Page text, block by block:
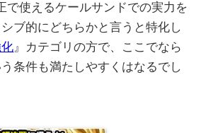
で使えるケールサンドでの実力を
ブ的にどちらかと言うと特化し
』カテゴリの方で、ここでなら
条件も満たしやすくはなるでし